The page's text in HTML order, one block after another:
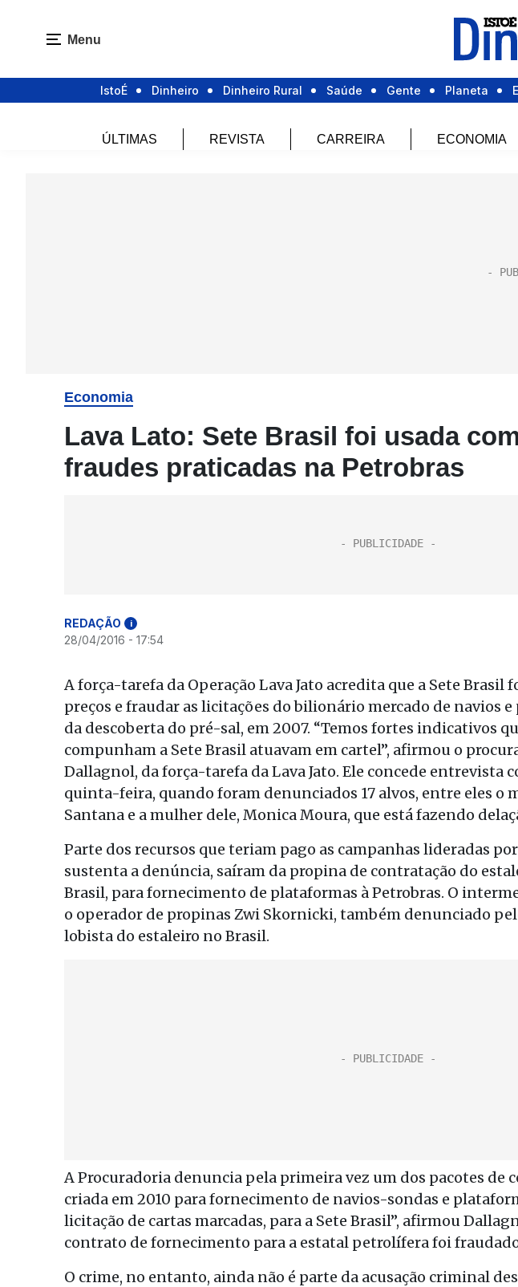
Menu
IstoÉ Dinheiro Dinheiro Rural Saúde Gente Planeta
ÚLTIMAS REVISTA CARREIRA ECONOMIA
Economia
Lava Lato: Sete Brasil foi usada
fraudes praticadas na Petrobras
REDAÇÃO i
28/04/2016 - 17:54
A força-tarefa da Operação Lava Jato acredita que a Sete Brasil
preços e fraudar as licitações do bilionário mercado de navios
da descoberta do pré-sal, em 2007. “Temos fortes indicativos
compunham a Sete Brasil atuavam em cartel”, afirmou o
Dallagnol, da força-tarefa da Lava Jato. Ele concede entrevista
quinta-feira, quando foram denunciados 17 alvos, entre eles o
Santana e a mulher dele, Monica Moura, que está fazendo
Parte dos recursos que teriam pago as campanhas lideradas
sustenta a denúncia, saíram da propina de contratação do
Brasil, para fornecimento de plataformas à Petrobras. O
o operador de propinas Zwi Skornicki, também denunciado
lobista do estaleiro no Brasil.
A Procuradoria denuncia pela primeira vez um dos pacotes de
criada em 2010 para fornecimento de navios-sondas e
licitação de cartas marcadas, para a Sete Brasil”, afirmou
contrato de fornecimento para a estatal petrolífera foi
O crime, no entanto, ainda não é parte da acusação criminal